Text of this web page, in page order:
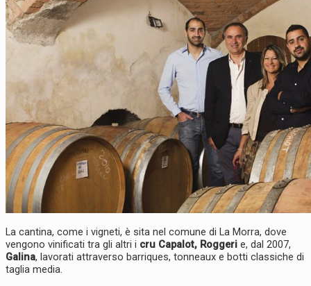
La cantina, come i vigneti, è sita nel comune di La Morra, dove
vengono vinificati tra gli altri i cru Capalot, Roggeri e, dal 2007,
Galina, lavorati attraverso barriques, tonneaux e botti classiche di
taglia media.